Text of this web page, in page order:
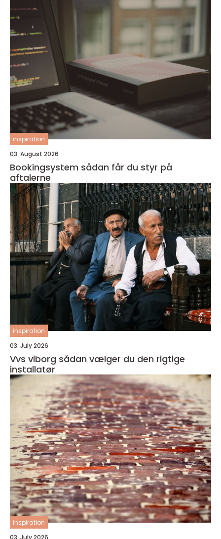
inspiration
03. August 2026
Bookingsystem sådan får du styr på
aftalerne
inspiration
03. July 2026
Vvs viborg sådan vælger du den rigtige
installatør
inspiration
03. July 2026